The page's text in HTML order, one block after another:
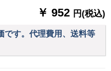
￥ 952 円(税込)
です。代理費用、送料等